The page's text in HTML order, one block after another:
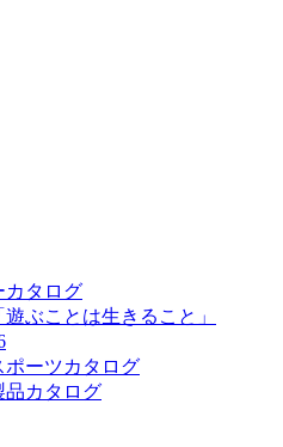
カタログ
ぶことは生きること」
ポーツカタログ
品カタログ